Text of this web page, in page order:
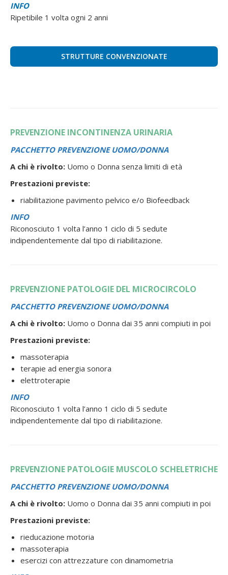
INFO
Ripetibile 1 volta ogni 2 anni
STRUTTURE CONVENZIONATE
PREVENZIONE INCONTINENZA URINARIA
PACCHETTO PREVENZIONE UOMO/DONNA
A chi è rivolto: Uomo o Donna senza limiti di età
Prestazioni previste:
riabilitazione pavimento pelvico e/o Biofeedback
INFO
Riconosciuto 1 volta l’anno 1 ciclo di 5 sedute
indipendentemente dal tipo di riabilitazione.
PREVENZIONE PATOLOGIE DEL MICROCIRCOLO
PACCHETTO PREVENZIONE UOMO/DONNA
A chi è rivolto: Uomo o Donna dai 35 anni compiuti in poi
Prestazioni previste:
massoterapia
terapie ad energia sonora
elettroterapie
INFO
Riconosciuto 1 volta l’anno 1 ciclo di 5 sedute
indipendentemente dal tipo di riabilitazione.
PREVENZIONE PATOLOGIE MUSCOLO SCHELETRICHE
PACCHETTO PREVENZIONE UOMO/DONNA
A chi è rivolto: Uomo o Donna dai 35 anni compiuti in poi
Prestazioni previste:
rieducazione motoria
massoterapia
esercizi con attrezzature con dinamometria